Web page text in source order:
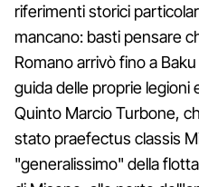
riferimenti storici
mancano: basti pensare
Romano arrivò fino a
guida delle proprie legioni
Quinto Marcio Turbone,
stato praefectus classis
"generalissimo" della